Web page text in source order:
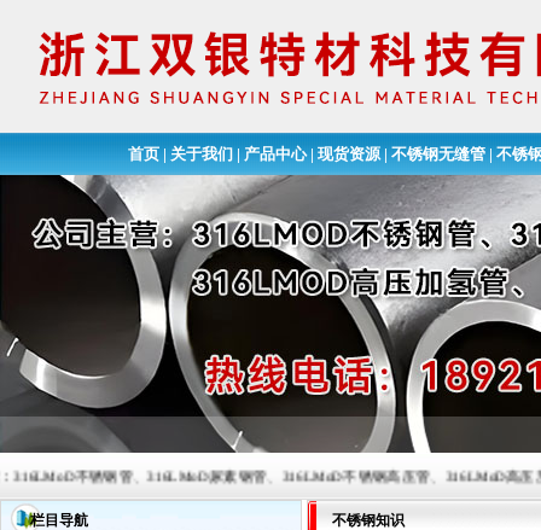
首页 | 关于我们 | 产品中心| 现货资源| 不锈钢无缝管 | 不锈
不锈钢管、316LMoD尿素钢管、316LMoD不锈钢高压管、316LMoD高压
栏目导航 不锈钢知识